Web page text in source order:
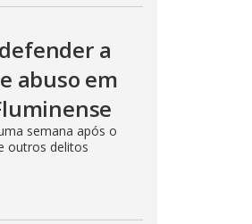
a
abuso em
semana após o
outros delitos